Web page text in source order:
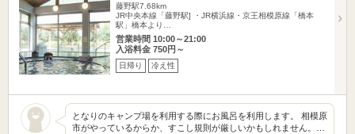
藤野駅7.68km
JR中央本線「藤野駅] ・JR横浜線・京王相模原線「橋本
駅」橋本より…
営業時間 10:00～21:00
入浴料金 750円～
日帰り 冷え性
となりのキャンプ場を利用する際にお風呂を利用します。 相模原
市がやっているからか、すこし規則が厳しいかもしれません。…